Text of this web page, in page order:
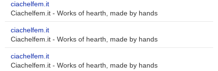
ciachelfem.it
Ciachelfem.it - Works of hearth, made by hands
ciachelfem.it
Ciachelfem.it - Works of hearth, made by hands
ciachelfem.it
Ciachelfem.it - Works of hearth, made by hands